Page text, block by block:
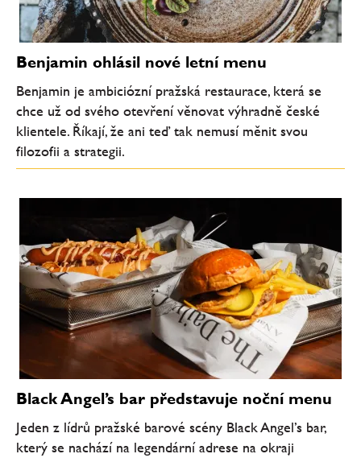
Benjamin ohlásil nové letní menu
Benjamin je ambiciózní pražská restaurace, která se
chce už od svého otevření věnovat výhradně české
klientele. Říkají, že ani teď tak nemusí měnit svou
filozofii a strategii.
Black Angel’s bar představuje noční menu
Jeden z lídrů pražské barové scény Black Angel’s bar,
který se nachází na legendární adrese na okraji